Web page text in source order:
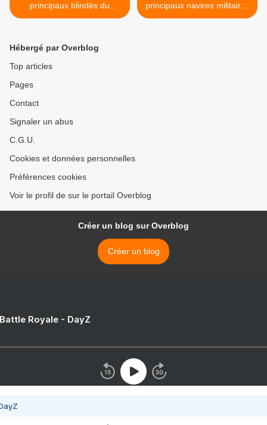
principaux blindés du
Liban?
principaux navires militaires
de Jordanie? >
Hébergé par Overblog
Top articles
Pages
Contact
Signaler un abus
C.G.U.
Cookies et données personnelles
Préférences cookies
Voir le profil de sur le portail Overblog
Créer un blog sur Overblog
Créer un blog
Royale - DayZ